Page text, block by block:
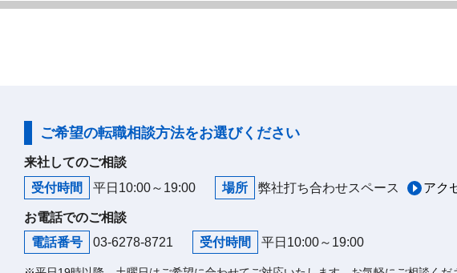
ご希望の転職相談方法をお選びください
来社してのご相談
受付時間
平日10:00～19:00 場所 弊社打ち合わせスペース アク
お電話でのご相談
電話番号
03-6278-8721 受付時間 平日10:00～19:00